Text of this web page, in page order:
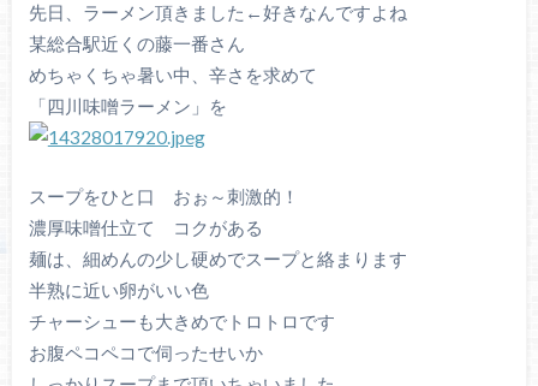
先日、ラーメン頂きました←好きなんですよね
某総合駅近くの藤一番さん
めちゃくちゃ暑い中、辛さを求めて
「四川味噌ラーメン」を
スープをひと口 おぉ～刺激的！
濃厚味噌仕立て コクがある
麺は、細めんの少し硬めでスープと絡まります
半熟に近い卵がいい色
チャーシューも大きめでトロトロです
お腹ペコペコで伺ったせいか